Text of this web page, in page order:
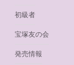
初級者
宝塚友の会
発売情報